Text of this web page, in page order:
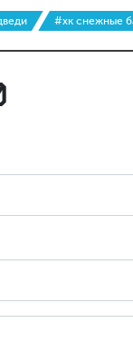
#хк снежные